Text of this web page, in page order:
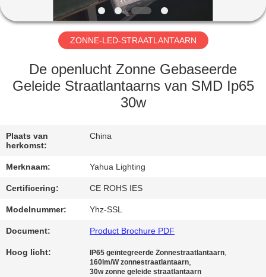
FABRIEKSREIS
KWALITEITSCONTROLE
EEN
CITAAT
SITEMAP
ZONNE-LED-STRAATLANTAARN
De openlucht Zonne Gebaseerde
Geleide Straatlantaarns van SMD Ip65
30w
Plaats van
herkomst:
China
Merknaam: Yahua Lighting
Certificering: CE ROHS IES
Modelnummer: Yhz-SSL
Document: Product Brochure PDF
Hoog licht: IP65 geïntegreerde Zonnestraatlantaarn,
160lm/W zonnestraatlantaarn,
30w zonne geleide straatlantaarn